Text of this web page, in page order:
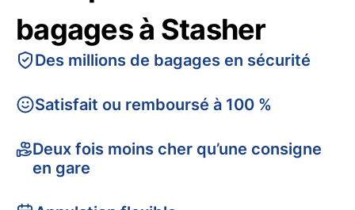
bagages à Stasher
Des millions de bagages en sécurité
Satisfait ou remboursé à 100 %
Deux fois moins cher qu’une consigne
en gare